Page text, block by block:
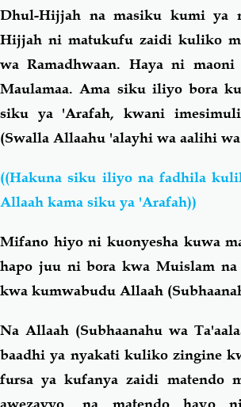
Dhul-Hijjah na masiku kumi ya
Hijjah ni matukufu zaidi kuliko
wa Ramadhwaan. Haya ni
Maulamaa. Ama siku iliyo bora
siku ya 'Arafah, kwani
(Swalla Allaahu 'alayhi wa aalihi
((Hakuna siku iliyo na fadhila
Allaah kama siku ya 'Arafah))
Mifano hiyo ni kuonyesha kuwa
hapo juu ni bora kwa Muislam na
kwa kumwabudu Allaah
Na Allaah (Subhaanahu wa
baadhi ya nyakati kuliko zingine
fursa ya kufanya zaidi matendo